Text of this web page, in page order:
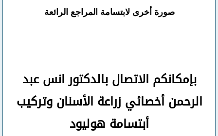
صورة أخرى لابتسامة المراجع الرائعة
بإمكانكم الاتصال بالدكتور انس عبد
الرحمنأخصائي زراعة الأسنان وتركيب
أبتسامة هوليود